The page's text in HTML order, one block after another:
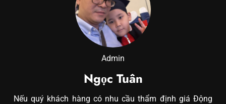
Admin
Ngọc Tuân
Nếu quý khách hàng có nhu cầu thẩm định giá Động